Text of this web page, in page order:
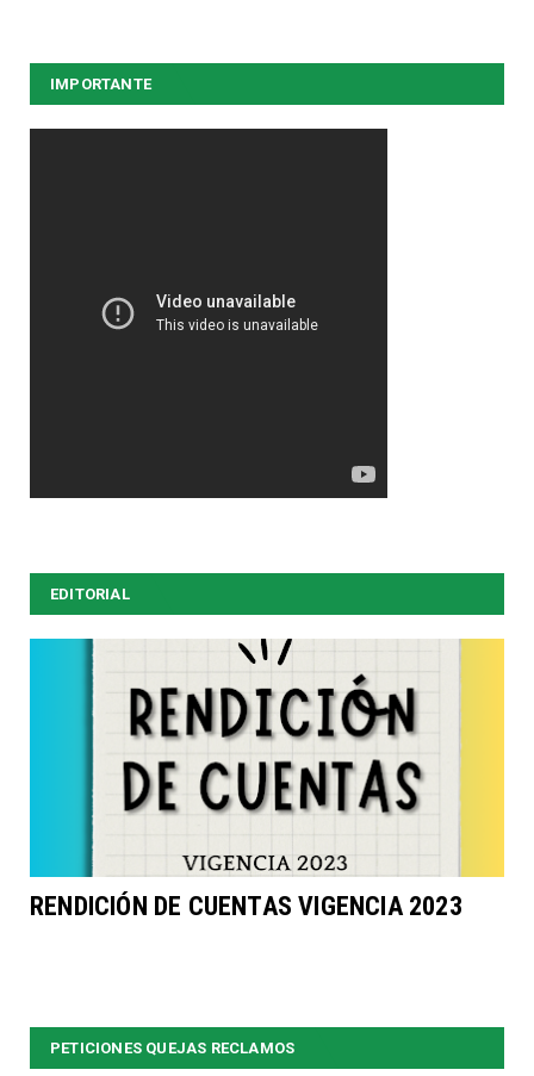
IMPORTANTE
EDITORIAL
RENDICIÓN DE CUENTAS VIGENCIA 2023
PETICIONES QUEJAS RECLAMOS